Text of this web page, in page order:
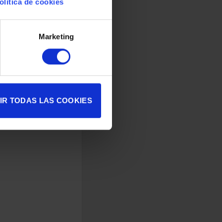
de cookies
Marketing
TODAS LAS COOKIES